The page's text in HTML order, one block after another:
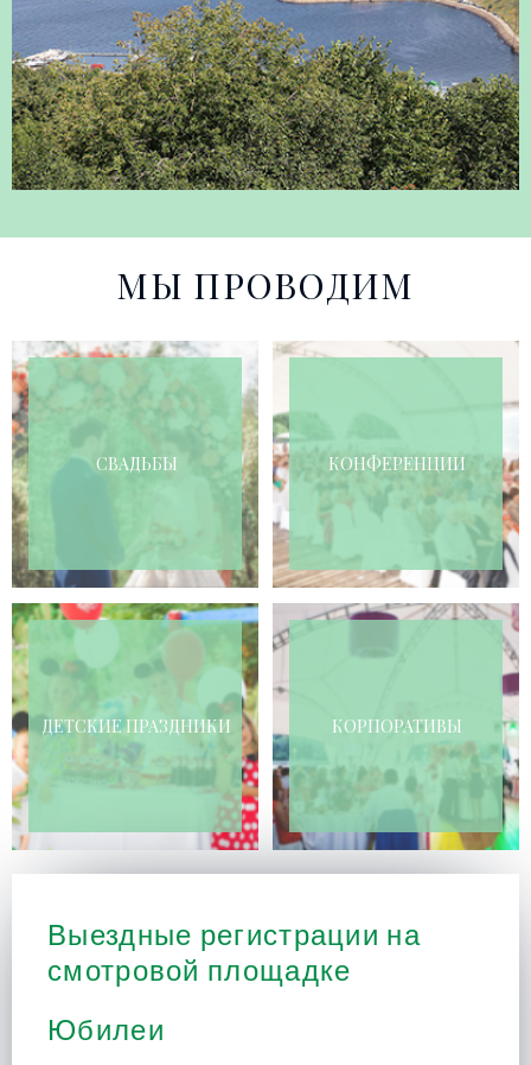
МЫ ПРОВОДИМ
СВАДЬБЫ КОНФЕРЕНЦИИ
ДЕТСКИЕ ПРАЗДНИКИ КОРПОРАТИВЫ
Выездные регистрации на
смотровой площадке
Юбилеи